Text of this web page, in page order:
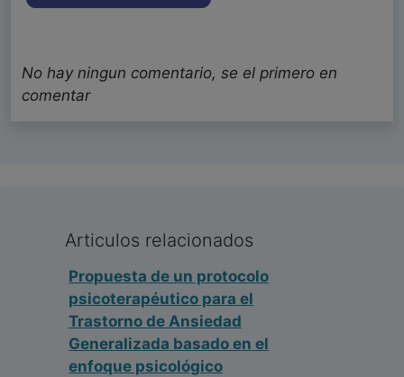
No hay ningun comentario, se el primero en
comentar
Articulos relacionados
Propuesta de un protocolo
psicoterapéutico para el
Trastorno de Ansiedad
Generalizada basado en el
enfoque psicológico